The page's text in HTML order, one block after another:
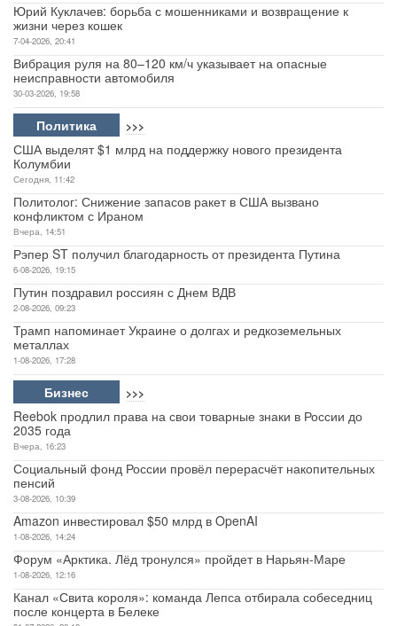
Юрий Куклачев: борьба с мошенниками и возвращение к
жизни через кошек
7-04-2026, 20:41
Вибрация руля на 80–120 км/ч указывает на опасные
неисправности автомобиля
30-03-2026, 19:58
Политика >>>
США выделят $1 млрд на поддержку нового президента
Колумбии
Сегодня, 11:42
Политолог: Снижение запасов ракет в США вызвано
конфликтом с Ираном
Вчера, 14:51
Рэпер ST получил благодарность от президента Путина
6-08-2026, 19:15
Путин поздравил россиян с Днем ВДВ
2-08-2026, 09:23
Трамп напоминает Украине о долгах и редкоземельных
металлах
1-08-2026, 17:28
Бизнес >>>
Reebok продлил права на свои товарные знаки в России до
2035 года
Вчера, 16:23
Социальный фонд России провёл перерасчёт накопительных
пенсий
3-08-2026, 10:39
Amazon инвестировал $50 млрд в OpenAI
1-08-2026, 14:24
Форум «Арктика. Лёд тронулся» пройдет в Нарьян-Маре
1-08-2026, 12:16
Канал «Свита короля»: команда Лепса отбирала собеседниц
после концерта в Белеке